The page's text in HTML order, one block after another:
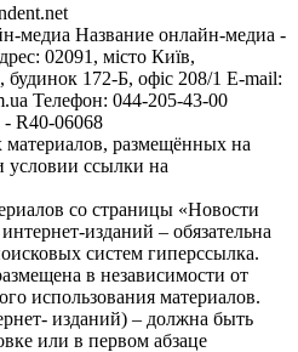
медиа Название онлайн-медиа -
02091, місто Київ,
172-Б, офіс 208/1 E-mail:
Телефон: 044-205-43-00
R40-06068
размещённых на
условии ссылки на
со страницы «Новости
изданий – обязательна
систем гиперссылка.
в независимости от
использования материалов.
изданий) – должна быть
или в первом абзаце